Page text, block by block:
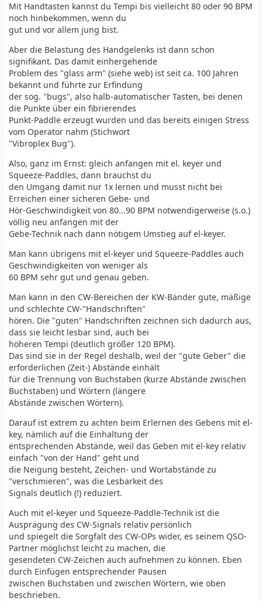
Mit Handtasten kannst du Tempi bis vielleicht 80 oder 90 BPM
noch hinbekommen, wenn du
gut und vor allem jung bist.
Aber die Belastung des Handgelenks ist dann schon
signifikant. Das damit einhergehende
Problem des "glass arm" (siehe web) ist seit ca. 100 Jahren
bekannt und führte zur Erfindung
der sog. "bugs", also halb-automatischer Tasten, bei denen
die Punkte über ein fibrierendes
Punkt-Paddle erzeugt wurden und das bereits einigen Stress
vom Operator nahm (Stichwort
"Vibroplex Bug").
Also, ganz im Ernst: gleich anfangen mit el. keyer und
Squeeze-Paddles, dann brauchst du
den Umgang damit nur 1x lernen und musst nicht bei
Erreichen einer sicheren Gebe- und
Hör-Geschwindigkeit von 80...90 BPM notwendigerweise (s.o.)
völlig neu anfangen mit der
Gebe-Technik nach dann nötigem Umstieg auf el-keyer.
Man kann übrigens mit el-keyer und Squeeze-Paddles auch
Geschwindigkeiten von weniger als
60 BPM sehr gut und genau geben.
Man kann in den CW-Bereichen der KW-Bänder gute, mäßige
und schlechte CW-"Handschriften"
hören. Die "guten" Handschriften zeichnen sich dadurch aus,
dass sie leicht lesbar sind, auch bei
höheren Tempi (deutlich größer 120 BPM).
Das sind sie in der Regel deshalb, weil der "gute Geber" die
erforderlichen (Zeit-) Abstände einhält
für die Trennung von Buchstaben (kurze Abstände zwischen
Buchstaben) und Wörtern (längere
Abstände zwischen Wörtern).
Darauf ist extrem zu achten beim Erlernen des Gebens mit el-
key, nämlich auf die Einhaltung der
entsprechenden Abstände, weil das Geben mit el-key relativ
einfach "von der Hand" geht und
die Neigung besteht, Zeichen- und Wortabstände zu
"verschmieren", was die Lesbarkeit des
Signals deutlich (!) reduziert.
Auch mit el-keyer und Squeeze-Paddle-Technik ist die
Ausprägung des CW-Signals relativ persönlich
und spiegelt die Sorgfalt des CW-OPs wider, es seinem QSO-
Partner möglichst leicht zu machen, die
gesendeten CW-Zeichen auch aufnehmen zu können. Eben
durch Einfügen entsprechender Pausen
zwischen Buchstaben und zwischen Wörtern, wie oben
beschrieben.